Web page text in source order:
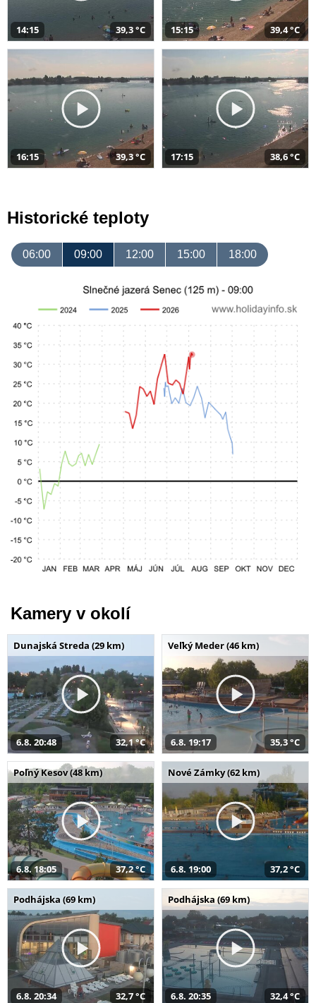
14:15 39,3 °C 15:15 39,4 °C
16:15 39,3 °C 17:15 38,6 °C
Historické teploty
06:00 09:00 12:00 15:00 18:00
Kamery v okolí
Dunajská Streda (29 km)
6.8. 20:48 32,1 °C
Veľký Meder (46 km)
6.8. 19:17 35,3 °C
Poľný Kesov (48 km)
6.8. 18:05 37,2 °C
Nové Zámky (62 km)
6.8. 19:00 37,2 °C
Podhájska (69 km)
6.8. 20:34 32,7 °C
Podhájska (69 km)
6.8. 20:35 32,4 °C